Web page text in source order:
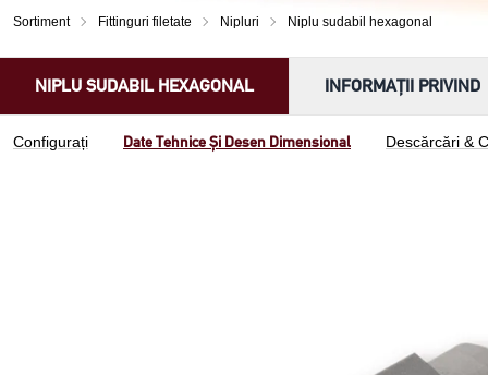
Sortiment Fittinguri filetate Nipluri Niplu sudabil hexagonal
NIPLU SUDABIL HEXAGONAL INFORMAȚII PRIVIND
Configurați Date Tehnice Și Desen Dimensional Descărcări &